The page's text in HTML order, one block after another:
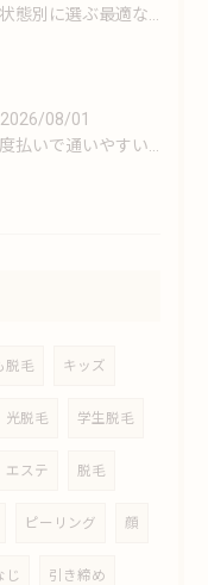
2026/08/01
脱毛 キッズ
光脱毛 学生脱毛
エステ 脱毛
ピーリング 顔
じ 引き締め